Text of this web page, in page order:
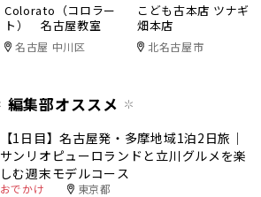
Colorato（コロラー
ト） 名古屋教室
名古屋 中川区
こども古本店 ツナギ
畑本店
北名古屋市
編集部オススメ
【1日目】名古屋発・多摩地域1泊2日旅｜
サンリオピューロランドと立川グルメを楽
しむ週末モデルコース
おでかけ 東京都